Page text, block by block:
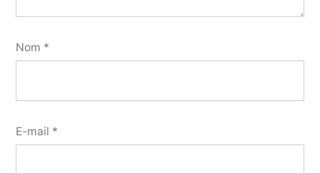
Nom *
E-mail *